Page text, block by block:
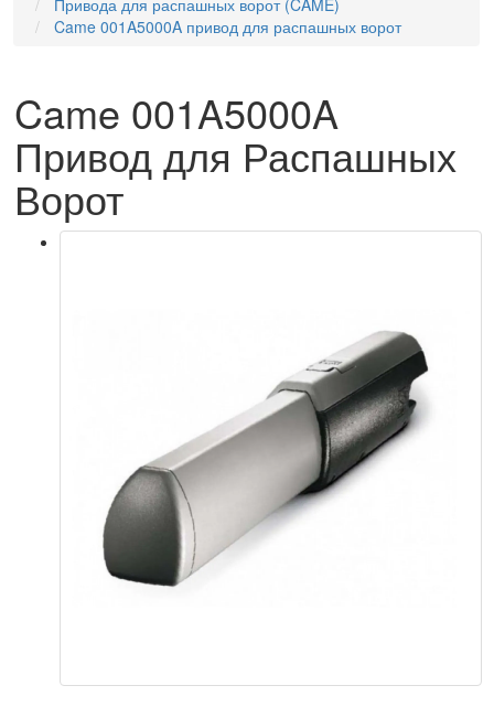
Привода для распашных ворот (CAME)
Came 001A5000A привод для распашных ворот
Came 001A5000A
Привод для Распашных
Ворот